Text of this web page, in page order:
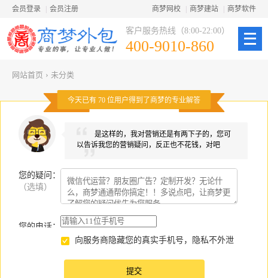
会员登录 会员注册 商梦网校 商梦建站 商梦软件
客户服务热线（8:00-22:00）
400-9010-860
网站首页 › 未分类
今天已有 70 位用户得到了商梦的专业解答
是这样的，我对营销还是有两下子的，您可
以告诉我您的营销疑问，反正也不花钱，对吧
您的疑问
（选填）
：
您的电话：
向服务商隐藏您的真实手机号，隐私不外泄